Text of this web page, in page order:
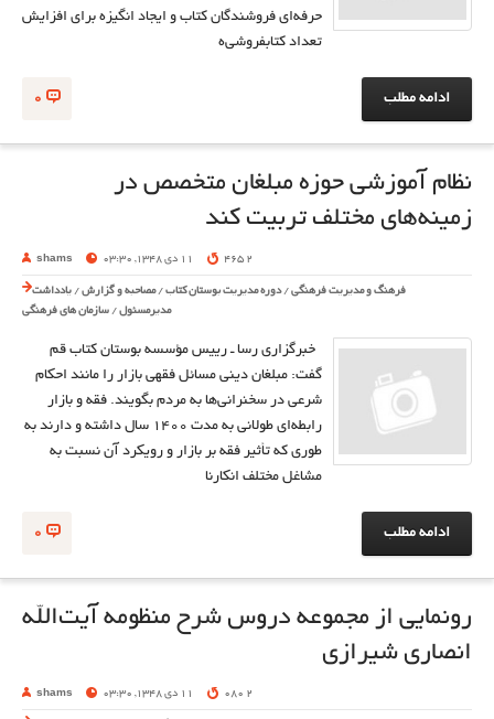
حرفه‌اي فروشندگان كتاب و ايجاد انگيزه براي افزايش
تعداد كتابفروشي‌ه
0 ادامه مطلب
نظام آموزشی حوزه مبلغان متخصص در
زمینه‌های مختلف تربیت کند
shams 11 دی 1348, 03:30 2 465
فرهنگ و مدیریت فرهنگی /دوره مدیریت بوستان کتاب /مصاحبه و گزارش / یادداشت
مدیرمسئول / سازمان های فرهنگی
خبرگزاری رسا ـ رییس مؤسسه بوستان کتاب قم
گفت: مبلغان دینی مسائل فقهی بازار را مانند احکام
شرعی در سخنرانی‌ها به مردم بگویند. فقه و بازار
رابطه‌ای طولانی به مدت 1400 سال داشته و دارند به
طوری كه تأثیر فقه بر بازار و رویكرد آن نسبت به
مشاغل مختلف انكارنا
0 ادامه مطلب
رونمایی از مجموعه دروس شرح منظومه آیت‌الله
انصاری ‌شیرازی
shams 11 دی 1348, 03:30 2 080